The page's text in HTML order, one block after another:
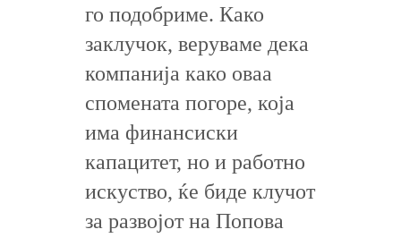
го подобриме. Како
заклучок, веруваме дека
компанија како оваа
спомената погоре, која
има финансиски
капацитет, но и работно
искуство, ќе биде клучот
за развојот на Попова